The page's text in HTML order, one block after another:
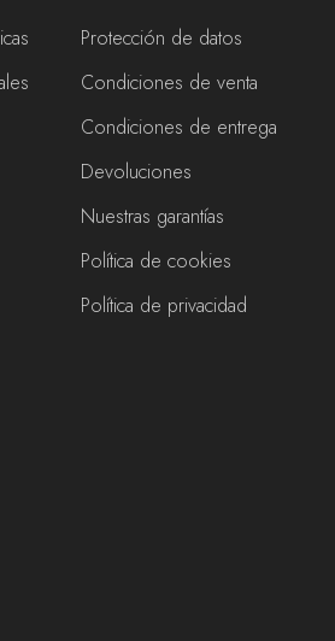
Protección de datos
Condiciones de venta
Condiciones de entrega
Devoluciones
Nuestras garantías
Política de cookies
Política de privacidad